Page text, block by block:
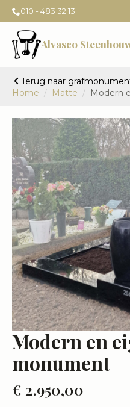
010 - 483 32 13
Alvasco
Terug naar
Home
Matte Modern
Modern en
monument
€ 2.950,00